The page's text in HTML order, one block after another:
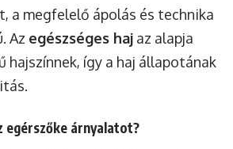
a megfelelő ápolás és technika
Az egészséges haj az alapja
hajszínnek, így a haj állapotának
egérszőke árnyalatot?